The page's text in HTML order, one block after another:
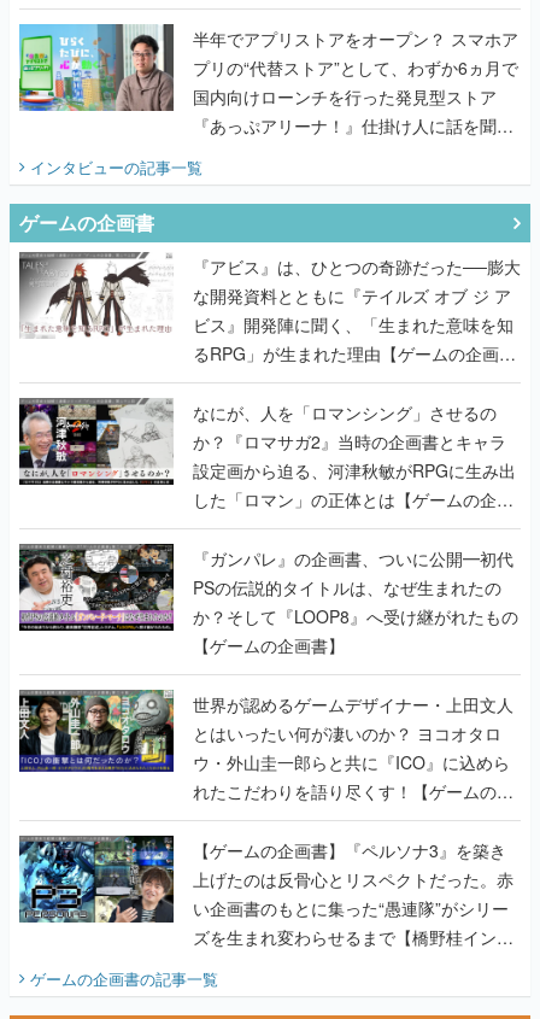
うこだわりをプロデューサーに聞いた
半年でアプリストアをオープン？ スマホア
プリの“代替ストア”として、わずか6ヵ月で
国内向けローンチを行った発見型ストア
『あっぷアリーナ！』仕掛け人に話を聞い
てみた
インタビューの記事一覧
ゲームの企画書
『アビス』は、ひとつの奇跡だった──膨大
な開発資料とともに『テイルズ オブ ジ ア
ビス』開発陣に聞く、「生まれた意味を知
るRPG」が生まれた理由【ゲームの企画
書】
なにが、人を「ロマンシング」させるの
か？『ロマサガ2』当時の企画書とキャラ
設定画から迫る、河津秋敏がRPGに生み出
した「ロマン」の正体とは【ゲームの企画
書】
『ガンパレ』の企画書、ついに公開━初代
PSの伝説的タイトルは、なぜ生まれたの
か？そして『LOOP8』へ受け継がれたもの
【ゲームの企画書】
世界が認めるゲームデザイナー・上田文人
とはいったい何が凄いのか？ ヨコオタロ
ウ・外山圭一郎らと共に『ICO』に込めら
れたこだわりを語り尽くす！【ゲームの企
画書】
【ゲームの企画書】『ペルソナ3』を築き
上げたのは反骨心とリスペクトだった。赤
い企画書のもとに集った“愚連隊”がシリー
ズを生まれ変わらせるまで【橋野桂インタ
ビュー】
ゲームの企画書の記事一覧